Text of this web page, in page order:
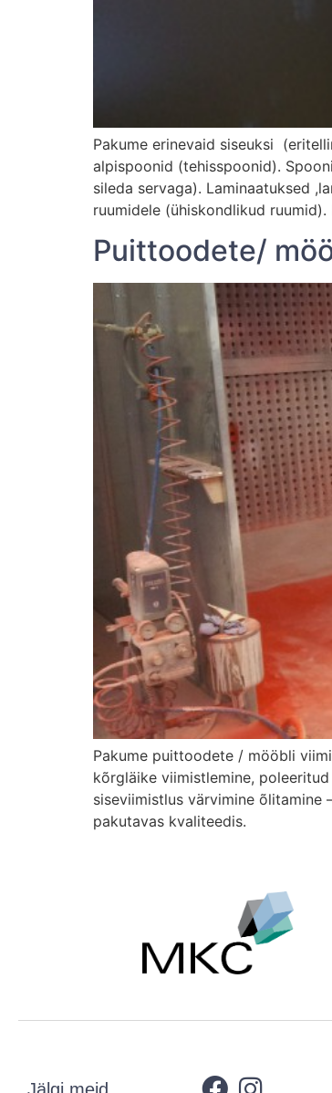
Pakume erinevaid siseuksi
alpispoonid (tehisspoonid).
sileda servaga). Laminaatuksed
ruumidele (ühiskondlikud
Puittoodete/
Pakume puittoodete / mööbli
kõrgläike viimistlemine,
siseviimistlus värvimine
pakutavas kvaliteedis.